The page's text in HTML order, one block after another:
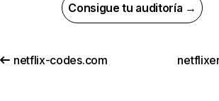
Consigue tu auditoría →
netflix-codes.com